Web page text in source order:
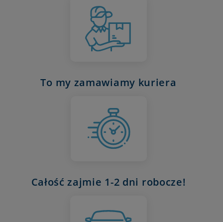
To my zamawiamy kuriera
Całość zajmie 1-2 dni robocze!